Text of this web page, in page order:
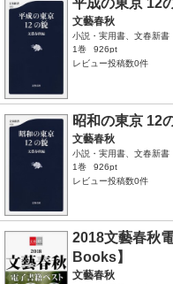
平成の東京 12
文藝春秋
小説・実用書、文春新書
1巻
926pt
レビュー投稿数0件
昭和の東京 12
文藝春秋
小説・実用書、文春新書
1巻
926pt
レビュー投稿数0件
2018文藝春秋
Books】
文藝春秋